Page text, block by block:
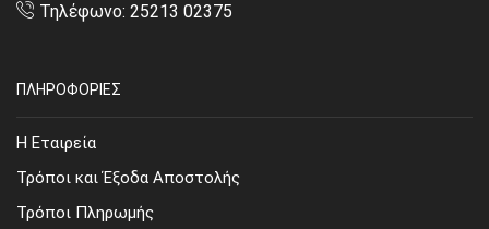
Τηλέφωνο: 25213 02375
ΠΛΗΡΟΦΟΡΙΕΣ
Η Εταιρεία
Τρόποι και Έξοδα Αποστολής
Τρόποι Πληρωμής